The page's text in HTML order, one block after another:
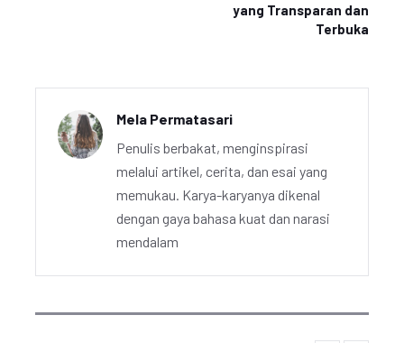
yang Transparan dan
Terbuka
Mela Permatasari
Penulis berbakat, menginspirasi
melalui artikel, cerita, dan esai yang
memukau. Karya-karyanya dikenal
dengan gaya bahasa kuat dan narasi
mendalam